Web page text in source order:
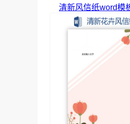
清新风信纸word模